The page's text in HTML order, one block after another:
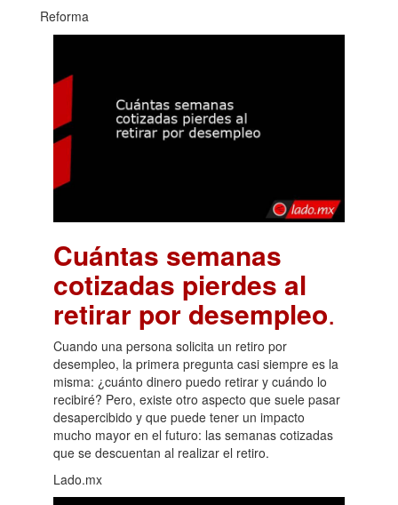
Reforma
Cuántas semanas
cotizadas pierdes al
retirar por desempleo.
Cuando una persona solicita un retiro por
desempleo, la primera pregunta casi siempre es la
misma: ¿cuánto dinero puedo retirar y cuándo lo
recibiré? Pero, existe otro aspecto que suele pasar
desapercibido y que puede tener un impacto
mucho mayor en el futuro: las semanas cotizadas
que se descuentan al realizar el retiro.
Lado.mx